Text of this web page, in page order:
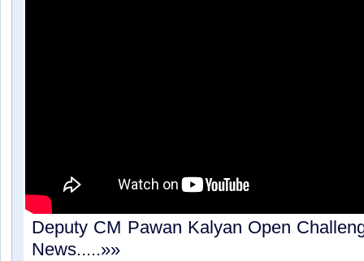
Deputy CM Pawan Kalyan Open
News.....»»